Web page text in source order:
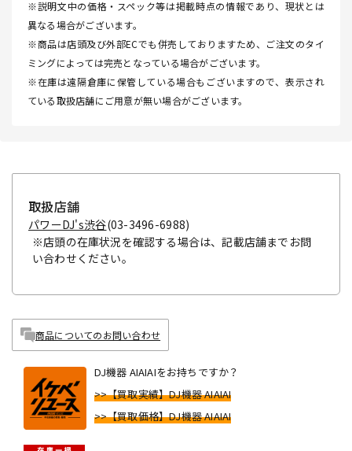
※説明文中の価格・スペック等は掲載時点の情報であり、現状とは
異なる場合がございます。
※商品は店頭及び外部ECでも併売しておりますため、ご注文のタイ
ミングによっては完売となっている場合がございます。
※在庫は遠隔倉庫に保管している場合もございますので、表示され
ている取扱店舗にご用意が無い場合がございます。
取扱店舗
パワーDJ's渋谷(03-3496-6988)
※店頭の在庫状況を確認する場合は、記載店舗までお問
い合わせください。
商品についてのお問い合わせ
DJ機器 AIAIAIをお持ちですか？
>>【買取実績】DJ機器 AIAIAI
>>【買取価格】DJ機器 AIAIAI